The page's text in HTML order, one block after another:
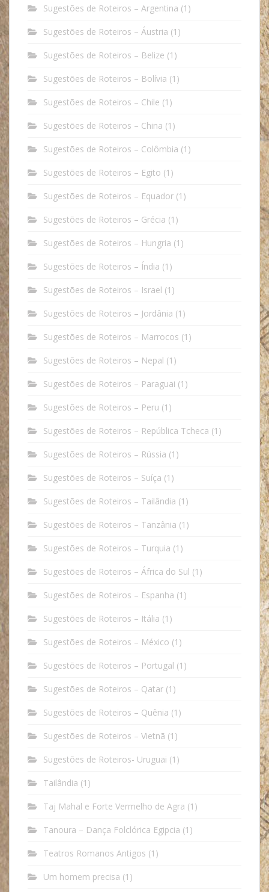
Sugestões de Roteiros – Argentina (1)
Sugestões de Roteiros – Áustria (1)
Sugestões de Roteiros – Belize (1)
Sugestões de Roteiros – Bolívia (1)
Sugestões de Roteiros – Chile (1)
Sugestões de Roteiros – China (1)
Sugestões de Roteiros – Colômbia (1)
Sugestões de Roteiros – Egito (1)
Sugestões de Roteiros – Equador (1)
Sugestões de Roteiros – Grécia (1)
Sugestões de Roteiros – Hungria (1)
Sugestões de Roteiros – Índia (1)
Sugestões de Roteiros – Israel (1)
Sugestões de Roteiros – Jordânia (1)
Sugestões de Roteiros – Marrocos (1)
Sugestões de Roteiros – Nepal (1)
Sugestões de Roteiros – Paraguai (1)
Sugestões de Roteiros – Peru (1)
Sugestões de Roteiros – República Tcheca (1)
Sugestões de Roteiros – Rússia (1)
Sugestões de Roteiros – Suíça (1)
Sugestões de Roteiros – Tailândia (1)
Sugestões de Roteiros – Tanzânia (1)
Sugestões de Roteiros – Turquia (1)
Sugestões de Roteiros – África do Sul (1)
Sugestões de Roteiros – Espanha (1)
Sugestões de Roteiros – Itália (1)
Sugestões de Roteiros – México (1)
Sugestões de Roteiros – Portugal (1)
Sugestões de Roteiros – Qatar (1)
Sugestões de Roteiros – Quênia (1)
Sugestões de Roteiros – Vietnã (1)
Sugestões de Roteiros- Uruguai (1)
Tailândia (1)
Taj Mahal e Forte Vermelho de Agra (1)
Tanoura – Dança Folclórica Egipcia (1)
Teatros Romanos Antigos (1)
Um homem precisa (1)